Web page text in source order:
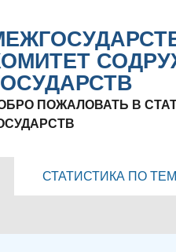
ПОЖАЛОВАТЬ В
СТАТИСТИКА ПО